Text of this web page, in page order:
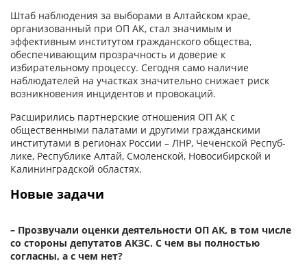
Штаб наблюдения за выборами в Алтайском крае,
организованный при ОП АК, стал значимым и
эффективным институтом гражданского общества,
обеспечивающим прозрачность и доверие к
избирательному процессу. Сегодня само наличие
наблюдателей на участках значительно снижает риск
возникновения инцидентов и провокаций.
Расширились партнерские отношения ОП АК с
общественными палатами и другими гражданскими
институтами в регионах России – ЛНР, Чеченской Респуб­
лике, Республике Алтай, Смоленской, Новосибирской и
Калининградской областях.
Новые задачи
– Прозвучали оценки деятельности ОП АК, в том числе
со стороны депутатов АКЗС. С чем вы полностью
согласны, а с чем нет?